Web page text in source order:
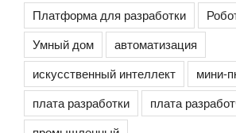
Платформа для разработки
Умный дом
автоматизация
искусственный интеллект
мини-
плата разработки
плата